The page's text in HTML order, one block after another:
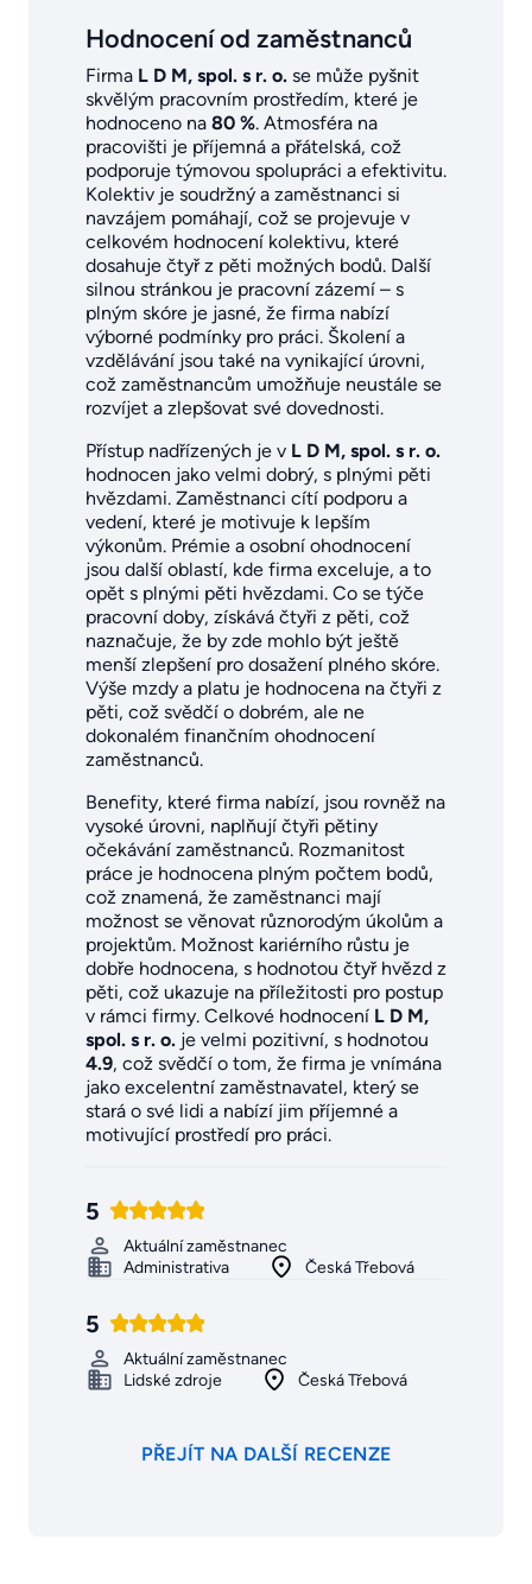
Hodnocení od zaměstnanců
Firma L D M, spol. s r. o. se může pyšnit
skvělým pracovním prostředím, které je
hodnoceno na 80 %. Atmosféra na
pracovišti je příjemná a přátelská, což
podporuje týmovou spolupráci a efektivitu.
Kolektiv je soudržný a zaměstnanci si
navzájem pomáhají, což se projevuje v
celkovém hodnocení kolektivu, které
dosahuje čtyř z pěti možných bodů. Další
silnou stránkou je pracovní zázemí – s
plným skóre je jasné, že firma nabízí
výborné podmínky pro práci. Školení a
vzdělávání jsou také na vynikající úrovni,
což zaměstnancům umožňuje neustále se
rozvíjet a zlepšovat své dovednosti.
Přístup nadřízených je v L D M, spol. s r. o.
hodnocen jako velmi dobrý, s plnými pěti
hvězdami. Zaměstnanci cítí podporu a
vedení, které je motivuje k lepším
výkonům. Prémie a osobní ohodnocení
jsou další oblastí, kde firma exceluje, a to
opět s plnými pěti hvězdami. Co se týče
pracovní doby, získává čtyři z pěti, což
naznačuje, že by zde mohlo být ještě
menší zlepšení pro dosažení plného skóre.
Výše mzdy a platu je hodnocena na čtyři z
pěti, což svědčí o dobrém, ale ne
dokonalém finančním ohodnocení
zaměstnanců.
Benefity, které firma nabízí, jsou rovněž na
vysoké úrovni, naplňují čtyři pětiny
očekávání zaměstnanců. Rozmanitost
práce je hodnocena plným počtem bodů,
což znamená, že zaměstnanci mají
možnost se věnovat různorodým úkolům a
projektům. Možnost kariérního růstu je
dobře hodnocena, s hodnotou čtyř hvězd z
pěti, což ukazuje na příležitosti pro postup
v rámci firmy. Celkové hodnocení L D M,
spol. s r. o. je velmi pozitivní, s hodnotou
4.9, což svědčí o tom, že firma je vnímána
jako excelentní zaměstnavatel, který se
stará o své lidi a nabízí jim příjemné a
motivující prostředí pro práci.
5
Aktuální zaměstnanec
Administrativa
Česká Třebová
5
Aktuální zaměstnanec
Lidské zdroje
Česká Třebová
PŘEJÍT NA DALŠÍ RECENZE